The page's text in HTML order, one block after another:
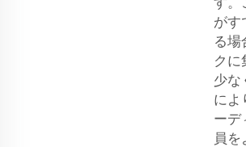
がす
る場
クに
少な
によ
ーデ
員を